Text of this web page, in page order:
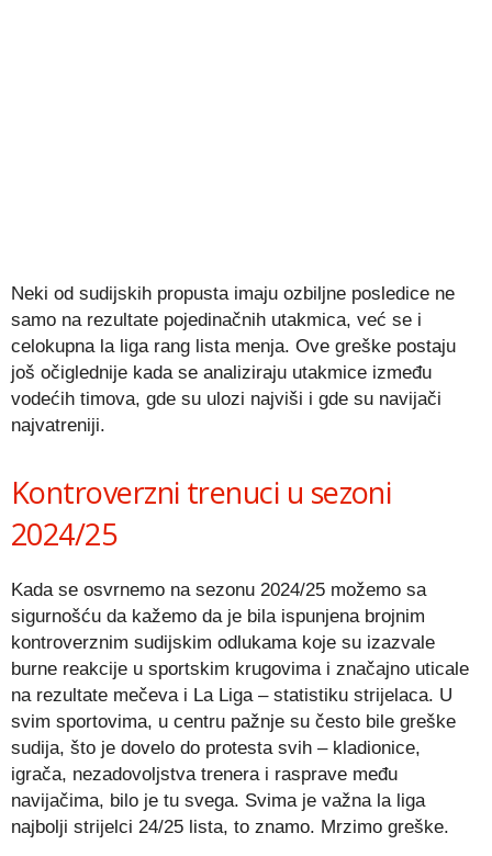
Neki od sudijskih propusta imaju ozbiljne posledice ne
samo na rezultate pojedinačnih utakmica, već se i
celokupna la liga rang lista menja. Ove greške postaju
još očiglednije kada se analiziraju utakmice između
vodećih timova, gde su ulozi najviši i gde su navijači
najvatreniji.
Kontroverzni trenuci u sezoni
2024/25
Kada se osvrnemo na sezonu 2024/25 možemo sa
sigurnošću da kažemo da je bila ispunjena brojnim
kontroverznim sudijskim odlukama koje su izazvale
burne reakcije u sportskim krugovima i značajno uticale
na rezultate mečeva i La Liga – statistiku strijelaca. U
svim sportovima, u centru pažnje su često bile greške
sudija, što je dovelo do protesta svih – kladionice,
igrača, nezadovoljstva trenera i rasprave među
navijačima, bilo je tu svega. Svima je važna la liga
najbolji strijelci 24/25 lista, to znamo. Mrzimo greške.